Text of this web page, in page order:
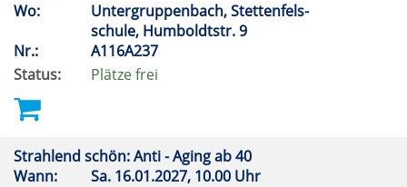
Wo:
Untergruppenbach, Stettenfels-
schule, Humboldtstr. 9
Nr.:
A116A237
Status:
Plätze frei
Strahlend schön: Anti - Aging ab 40
Wann:
Sa. 16.01.2027, 10.00 Uhr